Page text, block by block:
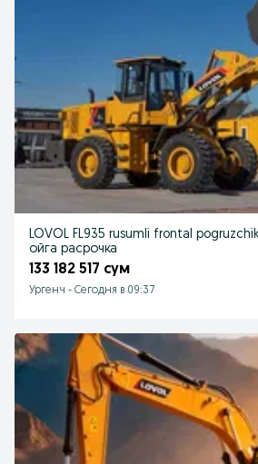
LOVOL FL935 rusumli frontal
ойга расрочка
133 182 517 сум
Ургенч - Сегодня в 09:37